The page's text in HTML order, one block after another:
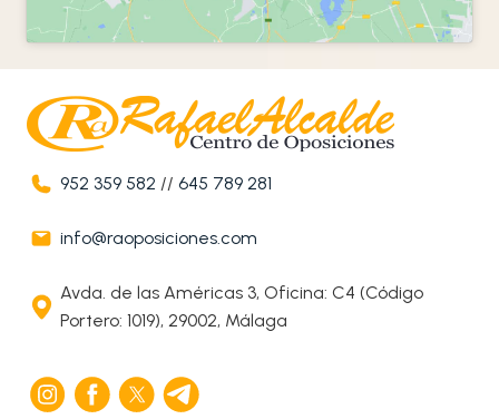
952 359 582 //645 789 281
info@raoposiciones.com
Avda. de las Américas 3, Oficina: C4 (Código
Portero: 1019), 29002, Málaga